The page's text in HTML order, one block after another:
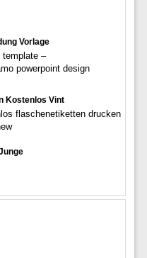
Vorlage
template –
powerpoint design
Kostenlos Vint
flaschenetiketten drucken